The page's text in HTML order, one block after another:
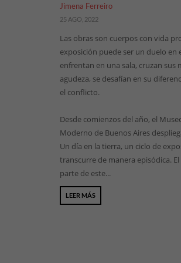
Jimena Ferreiro
25 AGO, 2022
Las obras son cuerpos con vida
exposición puede ser un duelo en
enfrentan en una sala, cruzan sus
agudeza, se desafían en su
el conflicto.
Desde comienzos del año, el
Moderno de Buenos Aires
Un día en la tierra, un ciclo de
transcurre de manera episódica.
parte de este...
LEER MÁS